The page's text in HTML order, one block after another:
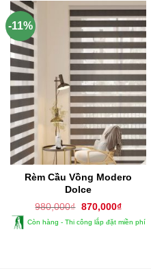
-11%
Rèm Cầu Vồng Modero
Dolce
980,000₫ Giá
là:
870,000₫Giá
tại
Còn hàng - Thi công lắp đặt miền phí